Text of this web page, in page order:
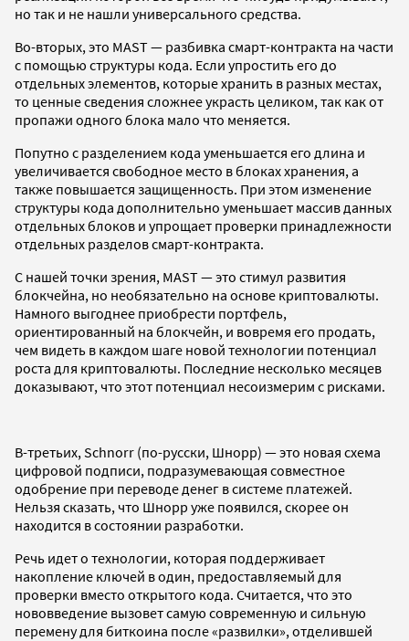
но так и не нашли универсального средства.
Во-вторых, это MAST — разбивка смарт-контракта на части
с помощью структуры кода. Если упростить его до
отдельных элементов, которые хранить в разных местах,
то ценные сведения сложнее украсть целиком, так как от
пропажи одного блока мало что меняется.
Попутно с разделением кода уменьшается его длина и
увеличивается свободное место в блоках хранения, а
также повышается защищенность. При этом изменение
структуры кода дополнительно уменьшает массив данных
отдельных блоков и упрощает проверки принадлежности
отдельных разделов смарт-контракта.
С нашей точки зрения, MAST — это стимул развития
блокчейна, но необязательно на основе криптовалюты.
Намного выгоднее приобрести портфель,
ориентированный на блокчейн, и вовремя его продать,
чем видеть в каждом шаге новой технологии потенциал
роста для криптовалюты. Последние несколько месяцев
доказывают, что этот потенциал несоизмерим с рисками.
В-третьих, Schnorr (по-русски, Шнорр) — это новая схема
цифровой подписи, подразумевающая совместное
одобрение при переводе денег в системе платежей.
Нельзя сказать, что Шнорр уже появился, скорее он
находится в состоянии разработки.
Речь идет о технологии, которая поддерживает
накопление ключей в один, предоставляемый для
проверки вместо открытого кода. Считается, что это
нововведение вызовет самую современную и сильную
перемену для биткоина после «развилки», отделившей